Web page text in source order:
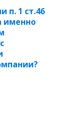
п. 1 ст.46
именно